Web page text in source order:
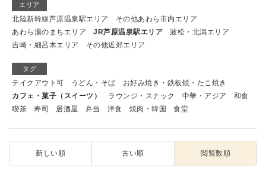
エリア
北陸新幹線芦原温泉駅エリア
その他あわら市内エリア
あわら湯のまちエリア
JR芦原温泉駅エリア
波松・北潟エリア
吉崎・細呂木エリア
その他近郊エリア
タグ
テイクアウト可 うどん・そば
お好み焼き・鉄板焼・たこ焼き
カフェ・菓子（スイーツ）
ラウンジ・スナック 中華・アジア
和食
喫茶
寿司 居酒屋 弁当 洋食 焼肉・韓国 食堂
新しい順 古い順 閲覧数順